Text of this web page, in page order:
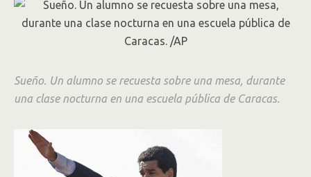
Sueño. Un alumno se recuesta sobre una mesa, durante
una clase nocturna en una escuela pública de Caracas.